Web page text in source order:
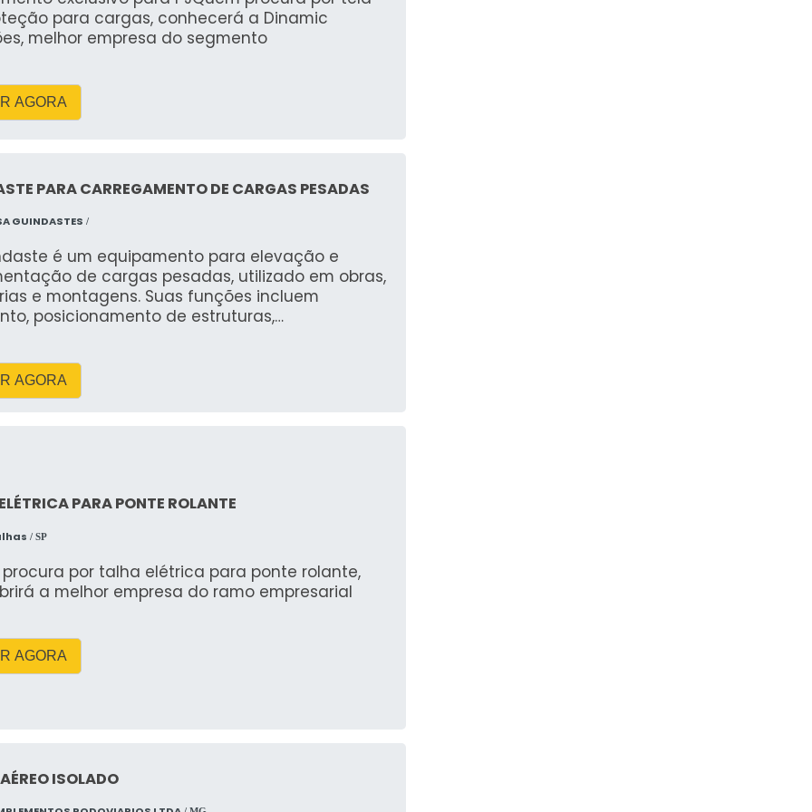
para cargas, conhecerá a Dinamic
melhor empresa do segmento
AGORA
PARA CARREGAMENTO DE CARGAS PESADAS
GUINDASTES /
é um equipamento para elevação e
de cargas pesadas, utilizado em obras,
e montagens. Suas funções incluem
posicionamento de estruturas,
metros e horizontal de até 40 metros. Pode ser
elétrico ou a diesel, com controle em cabine
segurança e custo-benefício.
AGORA
PARA PONTE ROLANTE
/ SP
procura por talha elétrica para ponte rolante,
a melhor empresa do ramo empresarial
AGORA
ISOLADO